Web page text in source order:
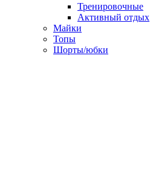
Тренировочные
Активный отдых
Майки
Топы
Шорты/юбки